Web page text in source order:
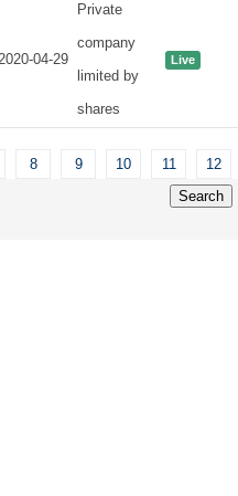
04-29
Private
company
limited by
shares
Live
8 9 10 11 12